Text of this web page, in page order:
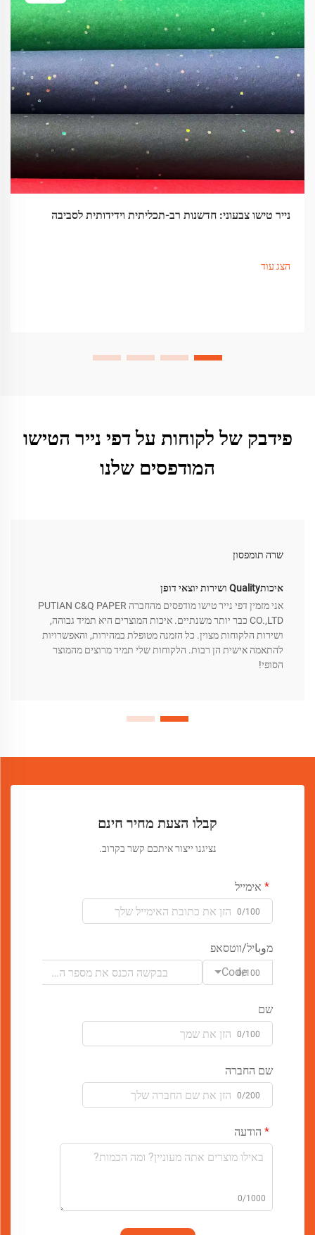
נייר טישו צבעוני: חדשנות רב-תכליתית וידידותית לסביבה
הצג עוד
פידבק של לקוחות על דפי נייר הטישו
המודפסים שלנו
שרה תומפסון
איכותQuality ושירות יוצאי דופן
אני מזמין דפי נייר טישו מודפסים מהחברה PUTIAN C&Q PAPER
CO.,LTD כבר יותר משנתיים. איכות המוצרים היא תמיד גבוהה,
ושירות הלקוחות מצוין. כל הזמנה מטופלת במהירות, והאפשרויות
להתאמה אישית הן רבות. הלקוחות שלי תמיד מרוצים מהמוצר
הסופי!
קבלו הצעת מחיר חינם
נציגנו ייצור איתכם קשר בקרוב.
אימייל
0/100
מوباיל/ווטסאפ
Code0/100
שם
0/100
שם החברה
0/200
הודעה
0/1000